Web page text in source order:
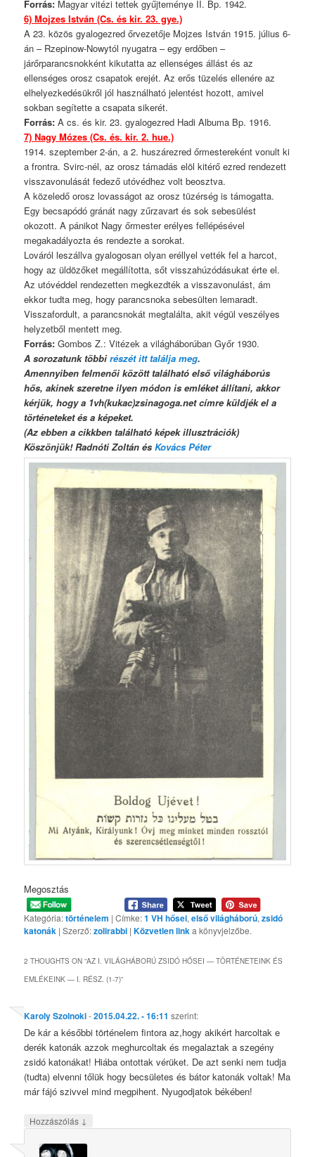
Forrás: Magyar vitézi tettek gyűjteménye II. Bp. 1942.
6) Mojzes István (Cs. és kir. 23. gye.)
A 23. közös gyalogezred őrvezetője Mojzes István 1915. július 6-
án – Rzepinow-Nowytól nyugatra – egy erdőben –
járőrparancsnokként kikutatta az ellenséges állást és az
ellenséges orosz csapatok erejét. Az erős tüzelés ellenére az
elhelyezkedésükről jól használható jelentést hozott, amivel
sokban segítette a csapata sikerét.
Forrás: A cs. és kir. 23. gyalogezred Hadi Albuma Bp. 1916.
7) Nagy Mózes (Cs. és. kir. 2. hue.)
1914. szeptember 2-án, a 2. huszárezred őrmestereként vonult ki
a frontra. Svirc-nél, az orosz támadás elöl kitérő ezred rendezett
visszavonulását fedező utóvédhez volt beosztva.
A közeledő orosz lovasságot az orosz tüzérség is támogatta.
Egy becsapódó gránát nagy zűrzavart és sok sebesülést
okozott. A pánikot Nagy őrmester erélyes fellépésével
megakadályozta és rendezte a sorokat.
Lováról leszállva gyalogosan olyan eréllyel vették fel a harcot,
hogy az üldözőket megállította, sőt visszahúzódásukat érte el.
Az utóvéddel rendezetten megkezdték a visszavonulást, ám
ekkor tudta meg, hogy parancsnoka sebesülten lemaradt.
Visszafordult, a parancsnokát megtalálta, akit végül veszélyes
helyzetből mentett meg.
Forrás: Gombos Z.: Vitézek a világháborúban Győr 1930.
A sorozatunk többi részét itt találja meg.
Amennyiben felmenői között található első világháborús
hős, akinek szeretne ilyen módon is emléket állítani, akkor
kérjük, hogy a 1vh(kukac)zsinagoga.netcímre küldjék el a
történeteket és a képeket.
(Az ebben a cikkben található képek illusztrációk)
Köszönjük! Radnóti Zoltán ésKovács Péter
Megosztás
Kategória:történelem | Címke:1 VH hősei,első világháború,zsidó
katonák | Szerző:zolirabbi |Közvetlen linka könyvjelzőbe.
2 THOUGHTS ON “AZ I. VILÁGHÁBORÚ ZSIDÓ HŐSEI — TÖRTÉNETEINK ÉS
EMLÉKEINK — I. RÉSZ. (1-7)”
Karoly Szolnoki-2015.04.22. - 16:11 szerint:
De kár a későbbi történelem fintora az,hogy akikért harcoltak e
derék katonák azzok meghurcoltak és megalaztak a szegény
zsidó katonákat! Hiába ontottak vérüket. De azt senki nem tudja
(tudta) elvenni tőlük hogy becsületes és bátor katonák voltak! Ma
már fájó szivvel mind megpihent. Nyugodjatok békében!
Hozzászólás ↓